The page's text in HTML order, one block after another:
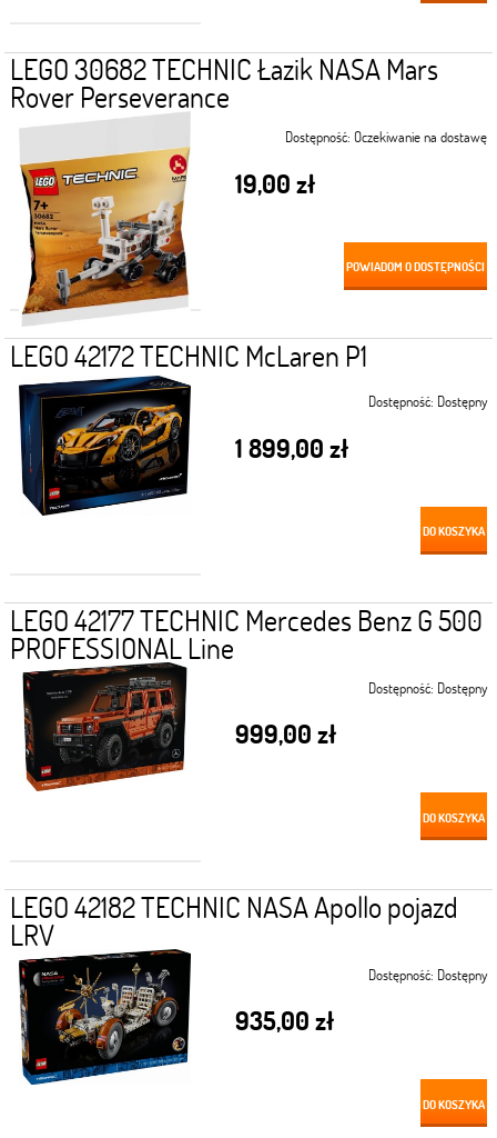
LEGO 30682 TECHNIC Łazik NASA Mars
Rover Perseverance
Dostępność: Oczekiwanie na dostawę
19,00 zł
POWIADOM O DOSTĘPNOŚCI
LEGO 42172 TECHNIC McLaren P1
Dostępność: Dostępny
1 899,00 zł
DO KOSZYKA
LEGO 42177 TECHNIC Mercedes Benz G 500
PROFESSIONAL Line
Dostępność: Dostępny
999,00 zł
DO KOSZYKA
LEGO 42182 TECHNIC NASA Apollo pojazd
LRV
Dostępność: Dostępny
935,00 zł
DO KOSZYKA